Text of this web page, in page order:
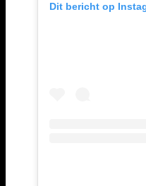
Dit bericht op